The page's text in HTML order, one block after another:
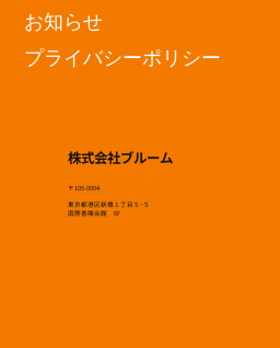
株式会社ブルーム
〒105-0004
東京都港区新橋１丁目５−５
国際善隣会館 6F
お知らせ
プライバシーポリシー